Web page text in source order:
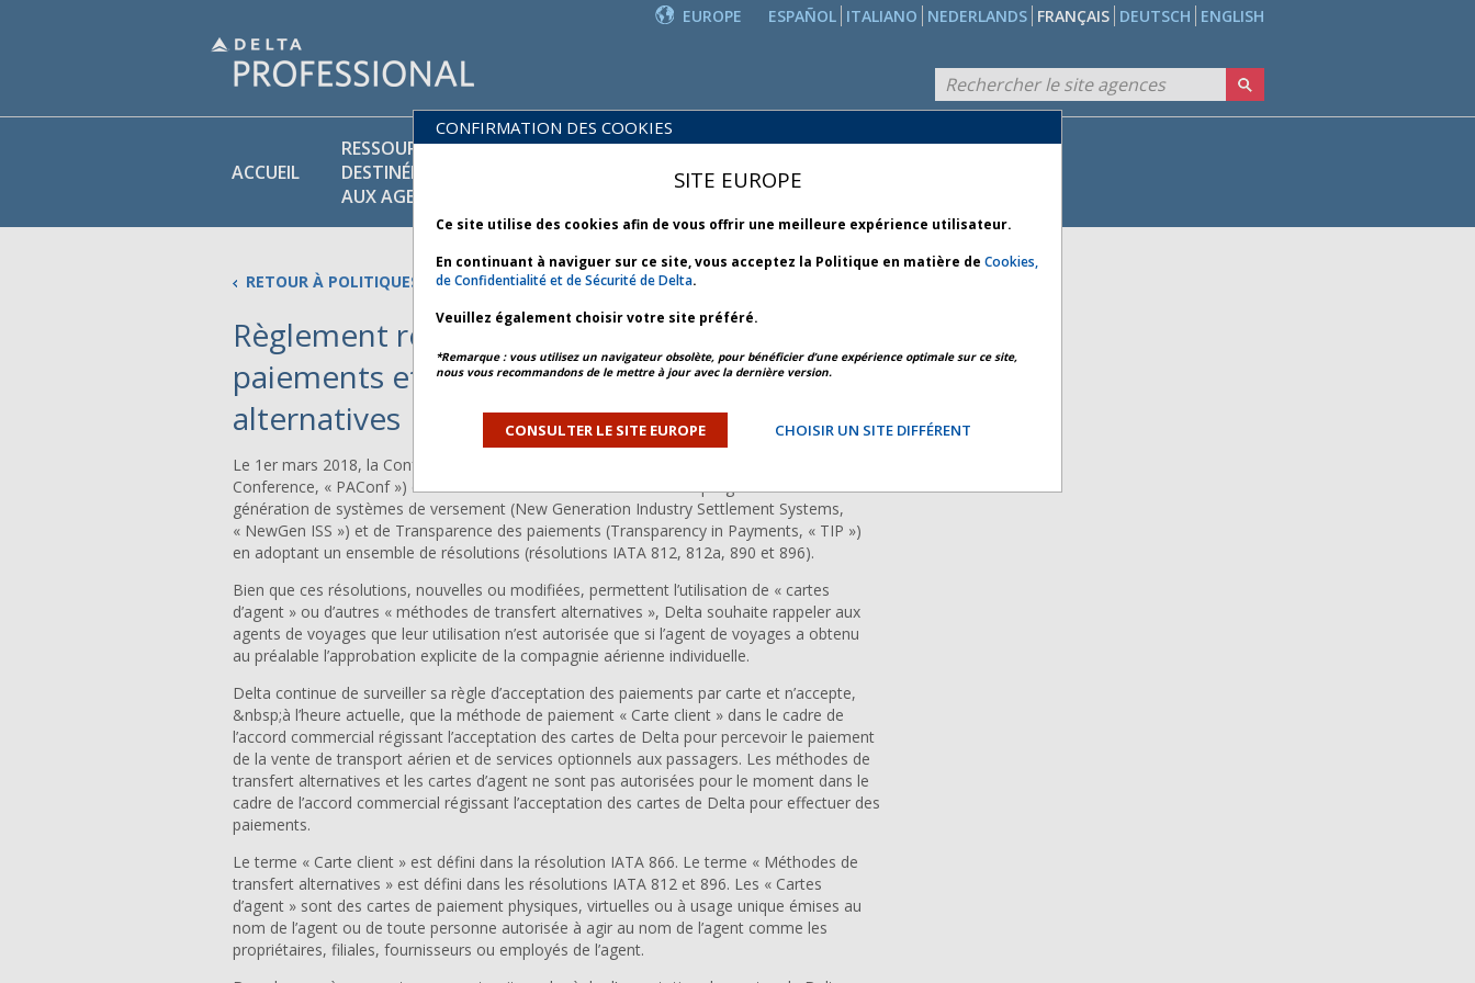
ENGLISH
DEUTSCH
FRANÇAIS
NEDERLANDS
ITALIANO
ESPAÑOL
EUROPE
ACCUEIL
RESSOURCES
DESTINÉES
AUX AGENTS
PRODUITS
ET
RETOUR À POLITIQUES COMMERCIALES
Règlement relatif à l’acceptation des
paiements et méthodes de transfert
alternatives
Le 1er mars 2018, la Conférence des agences de passagers (Passenger Agency
Conference, « PAConf ») de l’IATA a débuté la mise en œuvre des programmes Nouvelle
génération de systèmes de versement (New Generation Industry Settlement Systems,
« NewGen ISS ») et de Transparence des paiements (Transparency in Payments, « TIP »)
en adoptant un ensemble de résolutions (résolutions IATA 812, 812a, 890 et 896).
Bien que ces résolutions, nouvelles ou modifiées, permettent l’utilisation de « cartes
d’agent » ou d’autres « méthodes de transfert alternatives », Delta souhaite rappeler aux
agents de voyages que leur utilisation n’est autorisée que si l’agent de voyages a obtenu
au préalable l’approbation explicite de la compagnie aérienne individuelle.
Delta continue de surveiller sa règle d’acceptation des paiements par carte et n’accepte,
&nbsp;à l’heure actuelle, que la méthode de paiement « Carte client » dans le cadre de
l’accord commercial régissant l’acceptation des cartes de Delta pour percevoir le paiement
de la vente de transport aérien et de services optionnels aux passagers. Les méthodes de
transfert alternatives et les cartes d’agent ne sont pas autorisées pour le moment dans le
cadre de l’accord commercial régissant l’acceptation des cartes de Delta pour effectuer des
paiements.
Le terme « Carte client » est défini dans la résolution IATA 866. Le terme « Méthodes de
transfert alternatives » est défini dans les résolutions IATA 812 et 896. Les « Cartes
d’agent » sont des cartes de paiement physiques, virtuelles ou à usage unique émises au
nom de l’agent ou de toute personne autorisée à agir au nom de l’agent comme les
propriétaires, filiales, fournisseurs ou employés de l’agent.
CONFIRMATION DES COOKIES
SITE EUROPE
Ce site utilise des cookies afin de vous offrir une meilleure expérience utilisateur.
En continuant à naviguer sur ce site, vous acceptez la Politique en matière de Cookies,
de Confidentialité et de Sécurité de Delta.
Veuillez également choisir votre site préféré.
*Remarque : vous utilisez un navigateur obsolète, pour bénéficier d’une expérience optimale sur ce site,
nous vous recommandons de le mettre à jour avec la dernière version.
CONSULTER LE SITE EUROPE CHOISIR UN SITE DIFFÉRENT